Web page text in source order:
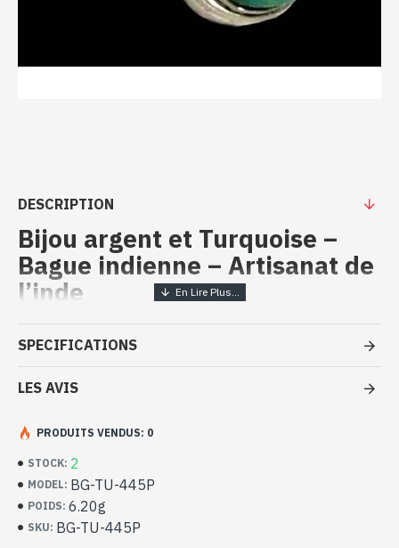
DESCRIPTION
Bijou argent et Turquoise –
Bague indienne – Artisanat de
l’inde
Bijoux de l'inde - Bague en argent
massif et Turquoise
- Bague en argent véritable 925/1000
- Pierre sertie, en cabochon, forme ovale
- Livrée avec un petit sac artisanal
Bague indienne argent et Turquoise
naturelle de forme ovale (BG-TU-
445P)
SPECIFICATIONS
LES AVIS
STOCK: 2
MODEL: BG-TU-445P
POIDS: 6.20g
SKU: BG-TU-445P
PRODUITS VENDUS: 0